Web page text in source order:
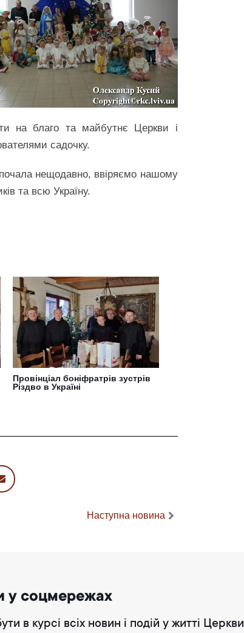
на благо та майбутнє Церкви і
садочку.
нещодавно, ввіряємо нашому
та всю Україну.
Провінціал боніфратрів зустрів
Різдво в Україні
Наступна новина
у соцмережах
в курсі всіх новин і подій у житті Церкви